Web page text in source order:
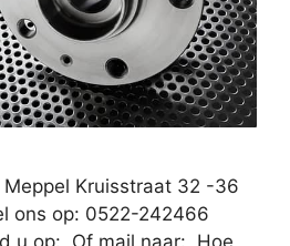
Kruisstraat 32 -36
ons op: 0522-242466
u op: Of mail naar: Hoe